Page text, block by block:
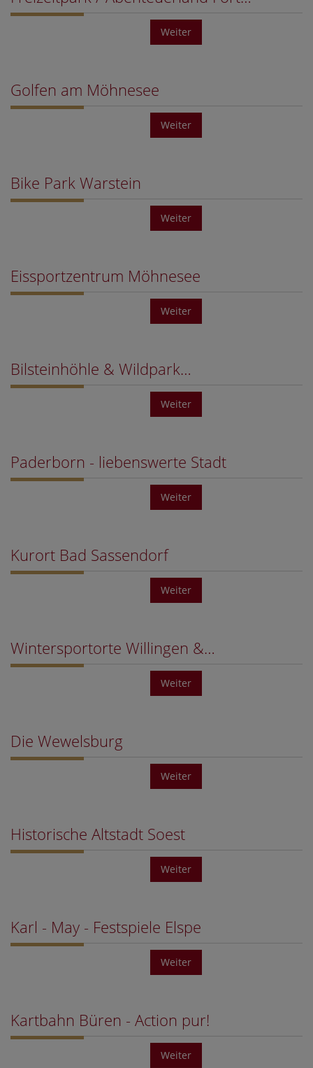
Weiter
Golfen am Möhnesee
Weiter
Bike Park Warstein
Weiter
Eissportzentrum Möhnesee
Weiter
Bilsteinhöhle & Wildpark…
Weiter
Paderborn - liebenswerte Stadt
Weiter
Kurort Bad Sassendorf
Weiter
Wintersportorte Willingen &…
Weiter
Die Wewelsburg
Weiter
Historische Altstadt Soest
Weiter
Karl - May - Festspiele Elspe
Weiter
Kartbahn Büren - Action pur!
Weiter